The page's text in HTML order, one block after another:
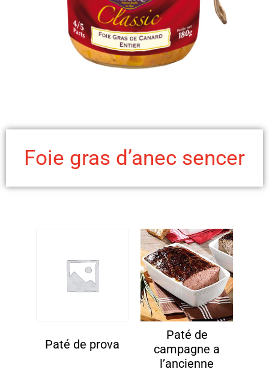
Foie gras d’anec sencer
Paté de prova
Paté de
campagne a
l’ancienne